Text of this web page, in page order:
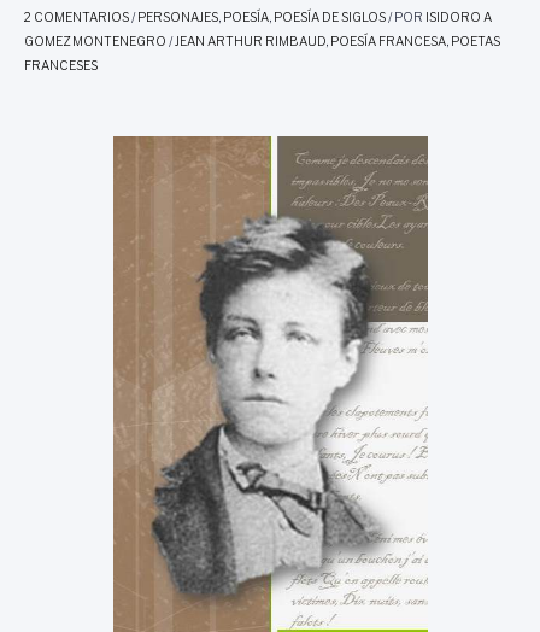
2 COMENTARIOS/PERSONAJES POESÍA POESÍA DE SIGLOS/ POR ISIDORO A
GOMEZ MONTENEGRO / JEAN ARTHUR RIMBAUD POESÍA FRANCESA POETAS
FRANCESES